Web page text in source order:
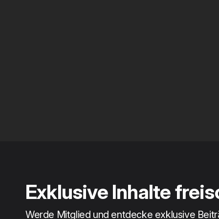
Exklusive Inhalte
Werde Mitglied und entdecke exklusive